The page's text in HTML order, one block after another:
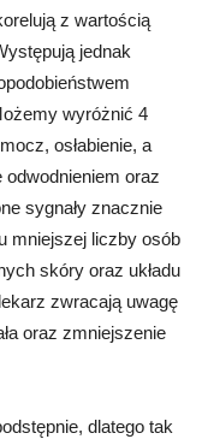
z wartością
jednak
wyróżnić 4
osłabienie, a
oraz
sygnały znacznie
mniejszej liczby osób
skóry oraz układu
zwracają uwagę
oraz zmniejszenie
dlatego tak